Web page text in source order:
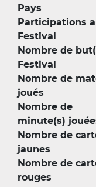
Pays
Participations
Festival
Nombre de
Festival
Nombre de
joués
Nombre de
minute(s)
Nombre de
jaunes
Nombre de
rouges